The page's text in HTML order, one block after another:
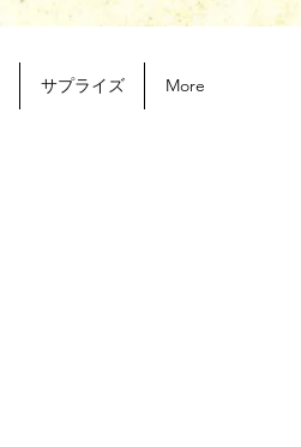
サプライズ More